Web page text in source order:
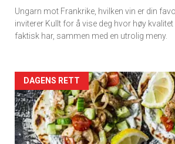
Ungarn mot Frankrike, hvilken vin er din
inviterer Kullt for å vise deg hvor høy
faktisk har, sammen med en utrolig meny.
Forsiden
akkurat
nå
DAGENS RETT